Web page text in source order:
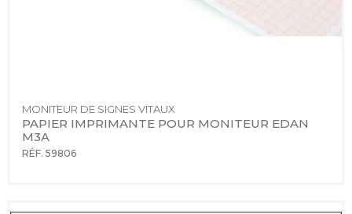
MONITEUR DE SIGNES VITAUX
PAPIER IMPRIMANTE POUR MONITEUR EDAN
M3A
RÉF. 59806